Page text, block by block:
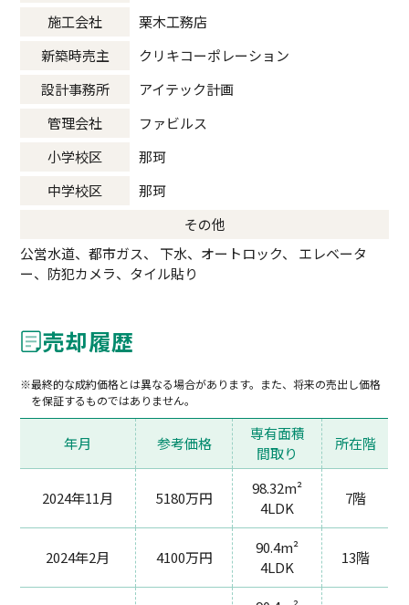
施工会社
栗木工務店
新築時売主
クリキコーポレーション
設計事務所
アイテック計画
管理会社
ファビルス
小学校区
那珂
中学校区
那珂
その他
公営水道、都市ガス、 下水、オートロック、 エレベータ
ー、防犯カメラ、タイル貼り
売却履歴
最終的な成約価格とは異なる場合があります。また、将来の売出し価格
を保証するものではありません。
年月 参考価格
専有面積
間取り
所在階
2024年11月 5180万円
98.32m²
4LDK
7階
2024年2月 4100万円
90.4m²
4LDK
13階